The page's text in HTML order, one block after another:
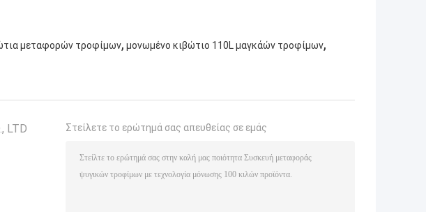
μεταφορών τροφίμων, μονωμένο κιβώτιο 110L μαγκάών τροφίμων,
LTD Στείλετε το ερώτημά σας απευθείας σε εμάς